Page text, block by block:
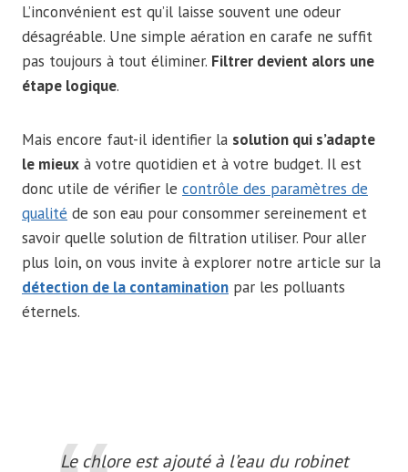
L’inconvénient est qu’il laisse souvent une odeur
désagréable. Une simple aération en carafe ne suffit
pas toujours à tout éliminer. Filtrer devient alors une
étape logique.
Mais encore faut-il identifier la solution qui s’adapte
le mieux à votre quotidien et à votre budget. Il est
donc utile de vérifier le contrôle des paramètres de
qualité de son eau pour consommer sereinement et
savoir quelle solution de filtration utiliser. Pour aller
plus loin, on vous invite à explorer notre article sur la
détection de la contamination par les polluants
éternels.
Le chlore est ajouté à l’eau du robinet